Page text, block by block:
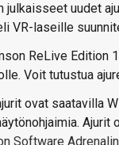
julkaisseet uudet
VR-laseille
ReLive Edition
Voit tutustua
ovat saatavilla
Software